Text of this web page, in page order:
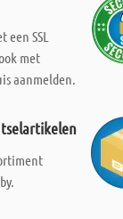
SSL
met
aanmelden.